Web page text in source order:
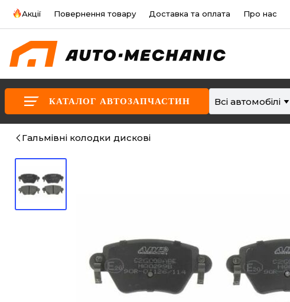
Акції Повернення товару Доставка та оплата Про нас
КАТАЛОГ АВТОЗАПЧАСТИН Всі автомобілі
Гальмівні колодки дискові